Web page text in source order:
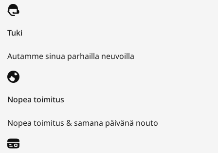
Tuki
Autamme sinua parhailla neuvoilla
Nopea toimitus
Nopea toimitus & samana päivänä nouto